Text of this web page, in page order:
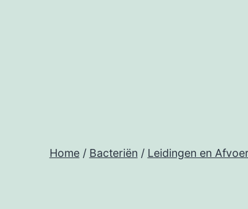
Home/ Bacteriën / Leidingen en